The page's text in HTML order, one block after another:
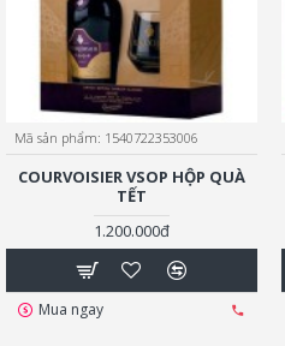
Mã sản phẩm: 1540722353006
COURVOISIER VSOP HỘP QUÀ
TẾT
1.200.000đ
Mua ngay